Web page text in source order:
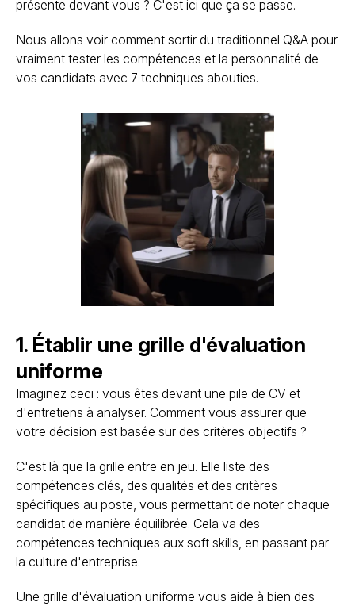
présente devant vous ? C'est ici que ça se passe.
Nous allons voir comment sortir du traditionnel Q&A pour
vraiment tester les compétences et la personnalité de
vos candidats avec 7 techniques abouties.
1. Établir une grille d'évaluation
uniforme
Imaginez ceci : vous êtes devant une pile de CV et
d'entretiens à analyser. Comment vous assurer que
votre décision est basée sur des critères objectifs ?
C'est là que la grille entre en jeu. Elle liste des
compétences clés, des qualités et des critères
spécifiques au poste, vous permettant de noter chaque
candidat de manière équilibrée. Cela va des
compétences techniques aux soft skills, en passant par
la culture d'entreprise.
Une grille d'évaluation uniforme vous aide à bien des